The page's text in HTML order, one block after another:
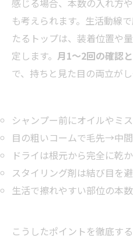
感じる場合、本数の入れ方
も考えられます。生活動線
たるトップは、装着位置や
定します。 月1〜2回の確認
で、持ちと見た目の両立がし
シャンプー前にオイルやミ
目の粗いコームで毛先→中
ドライは根元から完全に乾
スタイリング剤は結び目を
生活で擦れやすい部位の本
こうしたポイントを徹底する